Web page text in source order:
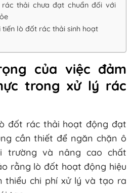
thải chưa đạt chuẩn đối với
tiến lò đốt rác thải sinh hoạt
của việc đảm
trong xử lý rác
đốt rác thải hoạt động đạt
cần thiết để ngăn chặn ô
trường và nâng cao chất
rằng lò đốt hoạt động hiệu
thiểu chi phí xử lý và tạo ra